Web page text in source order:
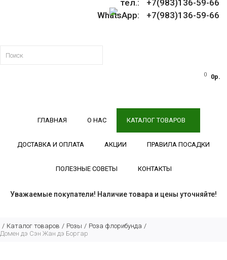
тел.: +7(983)136-59-66
WhatsApp: +7(983)136-59-66
0 0р.
ГЛАВНАЯ О НАС КАТАЛОГ ТОВАРОВ
ДОСТАВКА И ОПЛАТА АКЦИИ ПРАВИЛА ПОСАДКИ
ПОЛЕЗНЫЕ СОВЕТЫ КОНТАКТЫ
Уважаемые покупатели! Наличие товара и цены уточняйте!
Каталог товаров Розы
Роза флорибунда
Домен дэ Сэн Жан дэ Боргар